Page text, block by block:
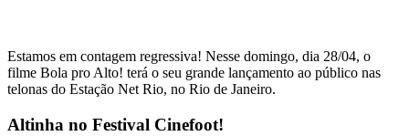
Estamos em contagem regressiva! Nesse domingo, dia 28/04, o
filme Bola pro Alto! terá o seu grande lançamento ao público nas
telonas do Estação Net Rio, no Rio de Janeiro.
Altinha no Festival Cinefoot!